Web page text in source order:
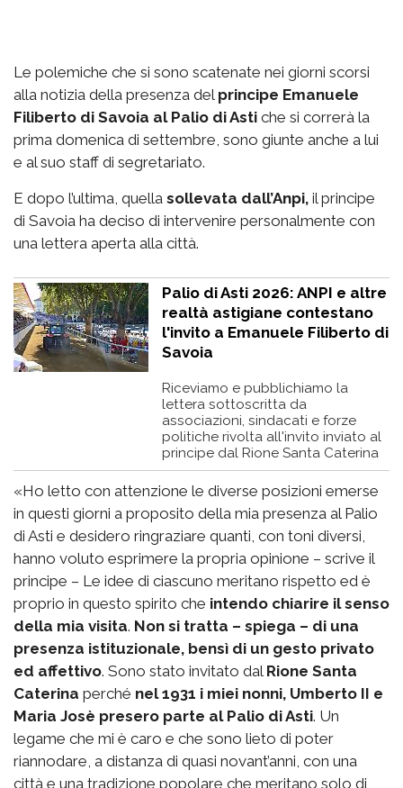
Le polemiche che si sono scatenate nei giorni scorsi
alla notizia della presenza del principe Emanuele
Filiberto di Savoia al Palio di Asti che si correrà la
prima domenica di settembre, sono giunte anche a lui
e al suo staff di segretariato.
E dopo l’ultima, quella sollevata dall’Anpi, il principe
di Savoia ha deciso di intervenire personalmente con
una lettera aperta alla città.
Palio di Asti 2026: ANPI e altre
realtà astigiane contestano
l'invito a Emanuele Filiberto di
Savoia
Riceviamo e pubblichiamo la
lettera sottoscritta da
associazioni, sindacati e forze
politiche rivolta all'invito inviato al
principe dal Rione Santa Caterina
«Ho letto con attenzione le diverse posizioni emerse
in questi giorni a proposito della mia presenza al Palio
di Asti e desidero ringraziare quanti, con toni diversi,
hanno voluto esprimere la propria opinione – scrive il
principe – Le idee di ciascuno meritano rispetto ed è
proprio in questo spirito che intendo chiarire il senso
della mia visita. Non si tratta – spiega – di una
presenza istituzionale, bensì di un gesto privato
ed affettivo. Sono stato invitato dal Rione Santa
Caterina perché nel 1931 i miei nonni, Umberto II e
Maria Josè presero parte al Palio di Asti. Un
legame che mi è caro e che sono lieto di poter
riannodare, a distanza di quasi novant’anni, con una
città e una tradizione popolare che meritano solo di